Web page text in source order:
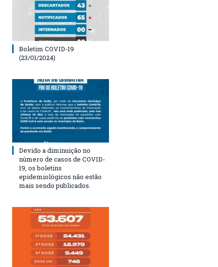
Boletim COVID-19
(23/01/2024)
Devido a diminuição no
número de casos de COVID-
19, os boletins
epidemiológicos não estão
mais sendo publicados.